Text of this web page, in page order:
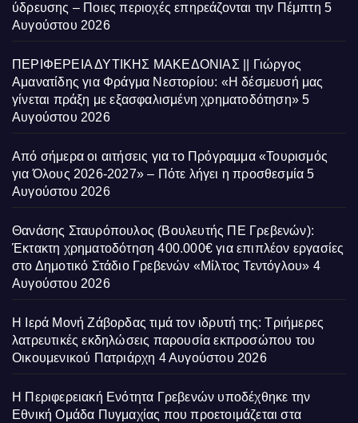
ύδρευσης – Ποιες περιοχές επηρεάζονται την Πέμπτη 5
Αυγούστου 2026
ΠΕΡΙΦΕΡΕΙΑ ΔΥΤΙΚΗΣ ΜΑΚΕΔΟΝΙΑΣ || Γιώργος
Αμανατίδης για Φράγμα Νεστορίου: «Η δέσμευσή μας
γίνεται πράξη με εξασφαλισμένη χρηματοδότηση» 5
Αυγούστου 2026
Από σήμερα οι αιτήσεις για το Πρόγραμμα «Τουρισμός
για Όλους 2026-2027» – Πότε λήγει η προσθεσμία 5
Αυγούστου 2026
Θανάσης Σταυρόπουλος (Βουλευτής ΠΕ Γρεβενών):
Έκτακτη χρηματοδότηση 400.000€ για επιπλέον εργασίες
στο Δημοτικό Στάδιο Γρεβενών «Μίλτος Τεντόγλου» 4
Αυγούστου 2026
Η Ιερά Μονή Ζάβορδας τιμά τον ιδρυτή της: Τριήμερες
λατρευτικές εκδηλώσεις παρουσία εκπροσώπου του
Οικουμενικού Πατριάρχη 4 Αυγούστου 2026
Η Περιφερειακή Ενότητα Γρεβενών υποδέχθηκε την
Εθνική Ομάδα Πυγμαχίας που προετοιμάζεται στα